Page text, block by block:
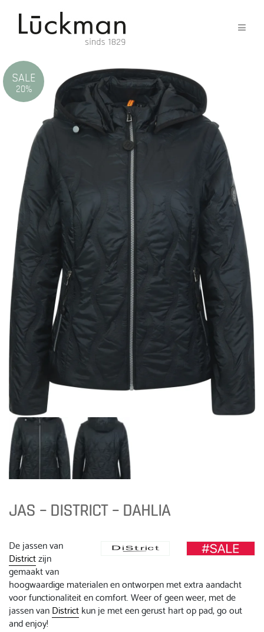
SALE
20%
JAS – DISTRICT – DAHLIA
De jassen van
Districtzijn
gemaakt van
hoogwaardige materialen en ontworpen met extra aandacht
voor functionaliteit en comfort. Weer of geen weer, met de
jassen vanDistrictkun je met een gerust hart op pad, go out
and enjoy!